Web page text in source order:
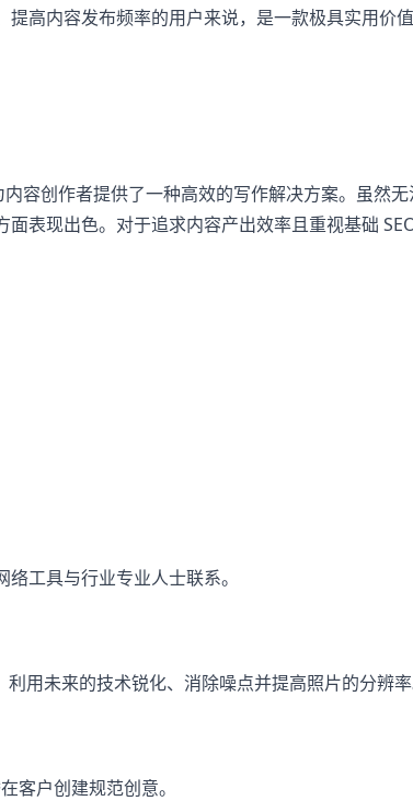
高内容发布频率的用户来说，是一款极具实用价
容创作者提供了一种高效的写作解决方案。虽然
表现出色。对于追求内容产出效率且重视基础
工具与行业专业人士联系。
用未来的技术锐化、消除噪点并提高照片的分辨
客户创建规范创意。